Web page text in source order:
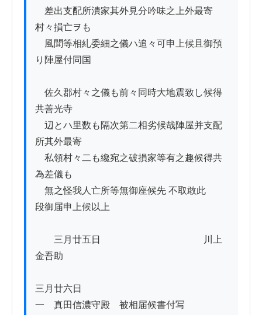
差出支配所潰家其外見分吟味之上外最寄
村々損亡ヲも
風聞等相糺委細之儀ハ追々可申上候且御預
り陣屋付同国
佐久郡村々之儀も前々同時大地震致し候得
共善光寺
辺とハ里数も隔次第二相劣候哉陣屋并支配
所其外最寄
私領村々二も纔宛之破損家等有之趣候得共
為差儀も
無之怪我人亡所等無御座候先 不取敢此
段御届申上候以上
三月廿五日　　　　　　　　　　　川上
金吾助
三月廿六日
一　真田信濃守殿ゟ被相届候書付写